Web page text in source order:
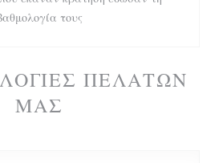
ΠΕΛΑΤΏΝ
ΜΑΣ
τους